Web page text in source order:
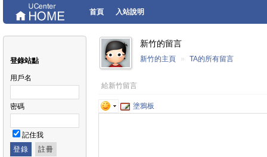
首頁 入站說明
登錄站點
用戶名
密碼
記住我
新竹的留言
新竹的主頁 » TA的所有留言
給新竹留言
塗鴉板